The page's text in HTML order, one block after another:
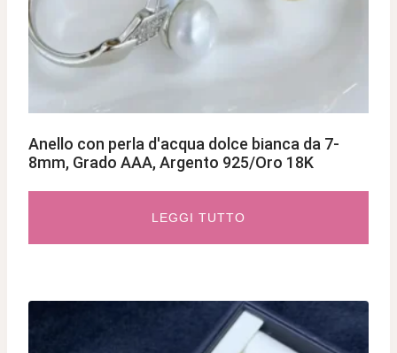
Anello con perla d'acqua dolce bianca da 7-
8mm, Grado AAA, Argento 925/Oro 18K
LEGGI TUTTO